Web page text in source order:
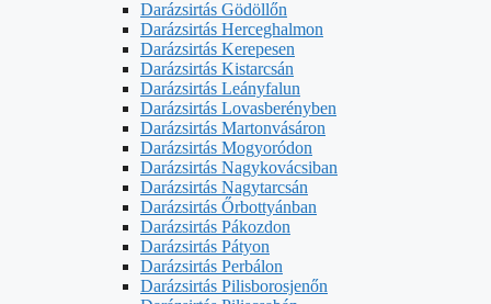
Darázsirtás Gödöllőn
Darázsirtás Herceghalmon
Darázsirtás Kerepesen
Darázsirtás Kistarcsán
Darázsirtás Leányfalun
Darázsirtás Lovasberényben
Darázsirtás Martonvásáron
Darázsirtás Mogyoródon
Darázsirtás Nagykovácsiban
Darázsirtás Nagytarcsán
Darázsirtás Őrbottyánban
Darázsirtás Pákozdon
Darázsirtás Pátyon
Darázsirtás Perbálon
Darázsirtás Pilisborosjenőn